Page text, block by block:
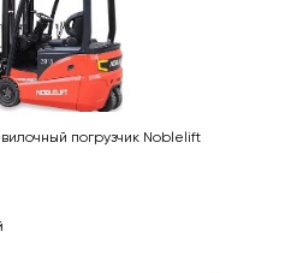
погрузчик Noblelift